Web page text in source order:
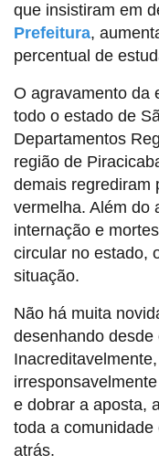
que insistiram em
Prefeitura,
percentual de
O agravamento da
todo o estado de
Departamentos
região de
demais regrediram
vermelha. Além do
internação e
circular no estado,
situação.
Não há muita
desenhando
e dobrar a aposta,
toda a
atrás.